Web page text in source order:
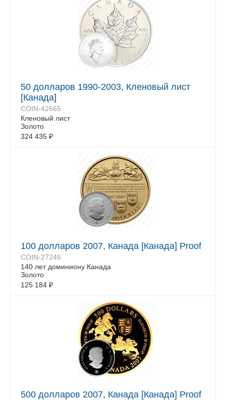
50 долларов 1990-2003, Кленовый лист
[Канада]
COIN-42665
Кленовый лист
Золото
324 435 ₽
100 долларов 2007, Канада [Канада] Proof
COIN-27246
140 лет доминиону Канада
Золото
125 184 ₽
500 долларов 2007, Канада [Канада] Proof